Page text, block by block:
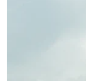
Mỹ chi hơn